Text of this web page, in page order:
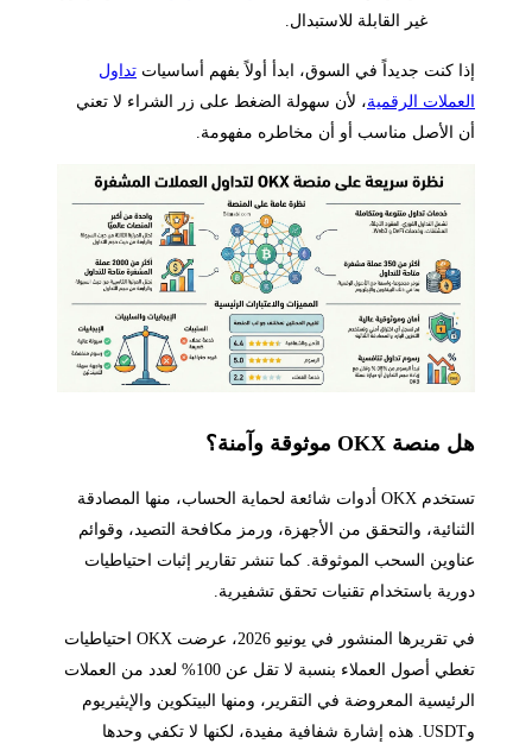
غير القابلة للاستبدال.
إذا كنت جديداً في السوق، ابدأ أولاً بفهم أساسيات تداول
العملات الرقمية، لأن سهولة الضغط على زر الشراء لا تعني
أن الأصل مناسب أو أن مخاطره مفهومة.
هل منصة OKX موثوقة وآمنة؟
تستخدم OKX أدوات شائعة لحماية الحساب، منها المصادقة
الثنائية، والتحقق من الأجهزة، ورمز مكافحة التصيد، وقوائم
عناوين السحب الموثوقة. كما تنشر تقارير إثبات احتياطيات
دورية باستخدام تقنيات تحقق تشفيرية.
في تقريرها المنشور في يونيو 2026، عرضت OKX احتياطيات
تغطي أصول العملاء بنسبة لا تقل عن 100% لعدد من العملات
الرئيسية المعروضة في التقرير، ومنها البيتكوين والإيثيريوم
وUSDT. هذه إشارة شفافية مفيدة، لكنها لا تكفي وحدها